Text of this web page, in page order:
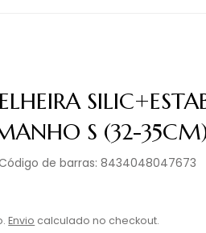
S (32-
Código de barras: 8434048047673
Envio calculado no checkout.